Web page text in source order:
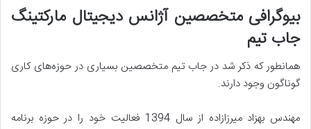
بیوگرافی متخصصین آژانس دیجیتال مارکتینگ
جاب تیم
همانطور که ذکر شد در جاب تیم متخصصین بسیاری در حوزه‌های کاری
گوناگون وجود دارند.
مهندس بهزاد میرزازاده از سال 1394 فعالیت خود را در حوزه برنامه